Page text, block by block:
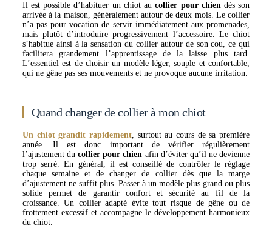
Il est possible d’habituer un chiot aucollier pour chiendès son
arrivée à la maison, généralement autour de deux mois. Le collier
n’a pas pour vocation de servir immédiatement aux promenades,
mais plutôt d’introduire progressivement l’accessoire. Le chiot
s’habitue ainsi à la sensation du collier autour de son cou, ce qui
facilitera grandement l’apprentissage de la laisse plus tard.
L’essentiel est de choisir un modèle léger, souple et confortable,
qui ne gêne pas ses mouvements et ne provoque aucune irritation.
Quand changer de collier à mon chiot
Un chiot grandit rapidement, surtout au cours de sa première
année. Il est donc important de vérifier régulièrement
l’ajustement ducollier pour chien afin d’éviter qu’il ne devienne
trop serré. En général, il est conseillé de contrôler le réglage
chaque semaine et de changer de collier dès que la marge
d’ajustement ne suffit plus. Passer à un modèle plus grand ou plus
solide permet de garantir confort et sécurité au fil de la
croissance. Un collier adapté évite tout risque de gêne ou de
frottement excessif et accompagne le développement harmonieux
du chiot.